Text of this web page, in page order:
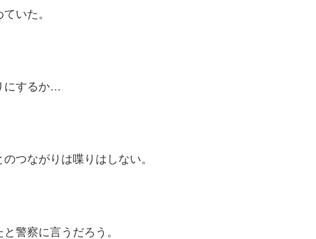
いた。
にするか…
つながりは喋りはしない。
警察に言うだろう。